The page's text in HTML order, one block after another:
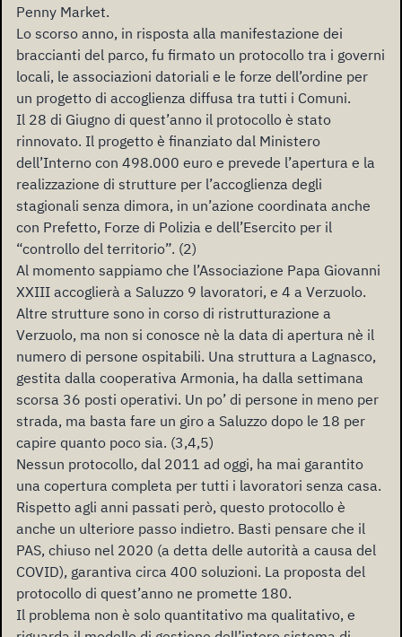
Penny Market.
Lo scorso anno, in risposta alla manifestazione dei
braccianti del parco, fu firmato un protocollo tra i governi
locali, le associazioni datoriali e le forze dell’ordine per
un progetto di accoglienza diffusa tra tutti i Comuni.
Il 28 di Giugno di quest’anno il protocollo è stato
rinnovato. Il progetto è finanziato dal Ministero
dell’Interno con 498.000 euro e prevede l’apertura e la
realizzazione di strutture per l’accoglienza degli
stagionali senza dimora, in un’azione coordinata anche
con Prefetto, Forze di Polizia e dell’Esercito per il
“controllo del territorio”. (2)
Al momento sappiamo che l’Associazione Papa Giovanni
XXIII accoglierà a Saluzzo 9 lavoratori, e 4 a Verzuolo.
Altre strutture sono in corso di ristrutturazione a
Verzuolo, ma non si conosce nè la data di apertura nè il
numero di persone ospitabili. Una struttura a Lagnasco,
gestita dalla cooperativa Armonia, ha dalla settimana
scorsa 36 posti operativi. Un po’ di persone in meno per
strada, ma basta fare un giro a Saluzzo dopo le 18 per
capire quanto poco sia. (3,4,5)
Nessun protocollo, dal 2011 ad oggi, ha mai garantito
una copertura completa per tutti i lavoratori senza casa.
Rispetto agli anni passati però, questo protocollo è
anche un ulteriore passo indietro. Basti pensare che il
PAS, chiuso nel 2020 (a detta delle autorità a causa del
COVID), garantiva circa 400 soluzioni. La proposta del
protocollo di quest’anno ne promette 180.
Il problema non è solo quantitativo ma qualitativo, e